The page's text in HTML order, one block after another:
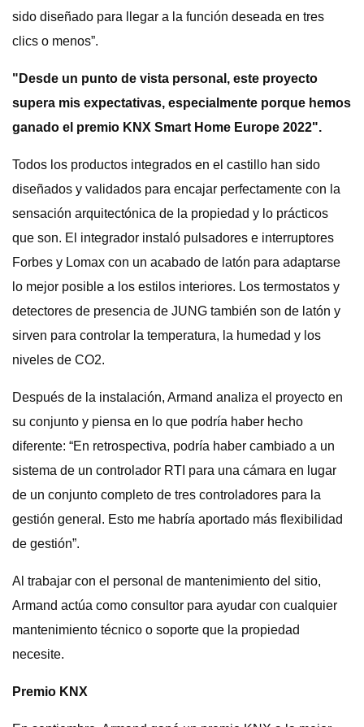
sido diseñado para llegar a la función deseada en tres
clics o menos”.
"Desde un punto de vista personal, este proyecto
supera mis expectativas, especialmente porque hemos
ganado el premio KNX Smart Home Europe 2022".
Todos los productos integrados en el castillo han sido
diseñados y validados para encajar perfectamente con la
sensación arquitectónica de la propiedad y lo prácticos
que son. El integrador instaló pulsadores e interruptores
Forbes y Lomax con un acabado de latón para adaptarse
lo mejor posible a los estilos interiores. Los termostatos y
detectores de presencia de JUNG también son de latón y
sirven para controlar la temperatura, la humedad y los
niveles de CO2.
Después de la instalación, Armand analiza el proyecto en
su conjunto y piensa en lo que podría haber hecho
diferente: “En retrospectiva, podría haber cambiado a un
sistema de un controlador RTI para una cámara en lugar
de un conjunto completo de tres controladores para la
gestión general. Esto me habría aportado más flexibilidad
de gestión”.
Al trabajar con el personal de mantenimiento del sitio,
Armand actúa como consultor para ayudar con cualquier
mantenimiento técnico o soporte que la propiedad
necesite.
Premio KNX